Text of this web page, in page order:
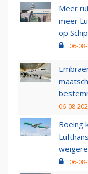
Meer
meer
op
06-
06-08-
Boeing
06-